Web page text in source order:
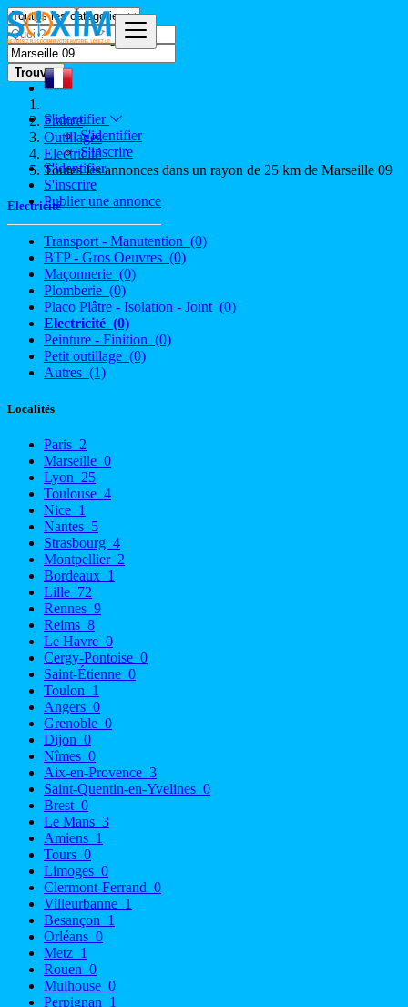
S'identifier
S'identifier
S'inscrire
S'identifier
S'inscrire
Publier une annonce
Trouver
France
Outillages
Electricité
Toutes les annonces dans un rayon de 25 km de Marseille 09
Electricité
Transport - Manutention (0)
BTP - Gros Oeuvres (0)
Maçonnerie (0)
Plomberie (0)
Placo Plâtre - Isolation - Joint (0)
Electricité (0)
Peinture - Finition (0)
Petit outillage (0)
Autres (1)
Localités
Paris 2
Marseille 0
Lyon 25
Toulouse 4
Nice 1
Nantes 5
Strasbourg 4
Montpellier 2
Bordeaux 1
Lille 72
Rennes 9
Reims 8
Le Havre 0
Cergy-Pontoise 0
Saint-Étienne 0
Toulon 1
Angers 0
Grenoble 0
Dijon 0
Nîmes 0
Aix-en-Provence 3
Saint-Quentin-en-Yvelines 0
Brest 0
Le Mans 3
Amiens 1
Tours 0
Limoges 0
Clermont-Ferrand 0
Villeurbanne 1
Besançon 1
Orléans 0
Metz 1
Rouen 0
Mulhouse 0
Perpignan 1